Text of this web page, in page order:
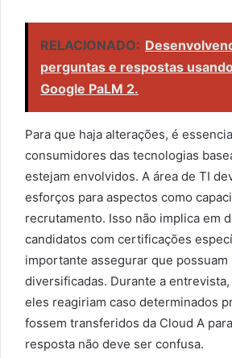
RELACIONADO:
perguntas e respostas
Google PaLM 2.
Para que haja alterações, é
consumidores das tecnologias
estejam envolvidos. A área de TI
esforços para aspectos como
recrutamento. Isso não implica em
candidatos com certificações
importante assegurar que possuam
diversificadas. Durante a
eles reagiriam caso determinados
fossem transferidos da Cloud A
resposta não deve ser confusa.